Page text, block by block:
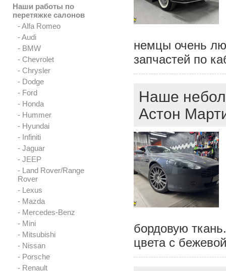
Наши работы по
перетяжке салонов
- Alfa Romeo
- Audi
- BMW
- Chevrolet
- Chrysler
- Dodge
- Ford
- Honda
- Hummer
- Hyundai
- Infiniti
- Jaguar
- JEEP
- Land Rover/Range
Rover
- Lexus
- Mazda
- Mercedes-Benz
- Mini
- Mitsubishi
- Nissan
- Porsche
- Renault
немцы очень
запчастей по
Наше
Астон
бордовую
цвета с